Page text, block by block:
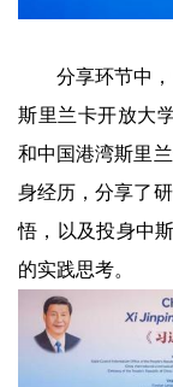
分享环节中
斯里兰卡开放大
和中国港湾斯里
身经历，分享了
悟，以及投身中
的实践思考。